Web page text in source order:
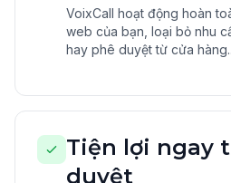
VoixCall hoạt động hoàn
web của bạn, loại bỏ nhu
hay phê duyệt từ cửa
Tiện lợi ngay
duyệt